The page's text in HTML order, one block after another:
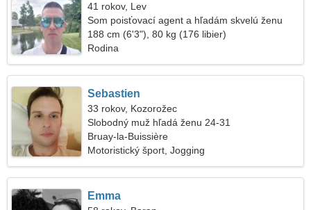
41 rokov, Lev
Som poisťovací agent a hľadám skvelú ženu
188 cm (6'3"), 80 kg (176 libier)
Rodina
Sebastien
33 rokov, Kozorožec
Slobodný muž hľadá ženu 24-31
Bruay-la-Buissière
Motoristický šport, Jogging
Emma